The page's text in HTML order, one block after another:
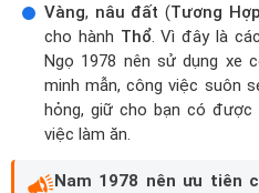
Vàng, nâu đất (Tương Hợp
cho hành Thổ. Vì đây là các
Ngọ 1978 nên sử dụng xe
minh mẫn, công việc suôn
hỏng, giữ cho bạn có
việc làm ăn.
Nam 1978 nên ưu tiên